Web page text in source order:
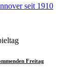
Freitag